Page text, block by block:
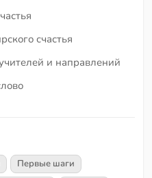
счастья
и направлений
Первые шаги